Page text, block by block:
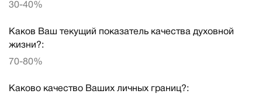
30-40%
Каков Ваш текущий показатель качества духовной
жизни?:
70-80%
Каково качество Ваших личных границ?: